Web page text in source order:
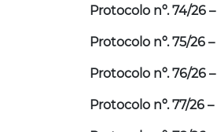
Protocolo nº. 74/26 –
Protocolo nº. 75/26 –
Protocolo nº. 76/26 –
Protocolo nº. 77/26 –